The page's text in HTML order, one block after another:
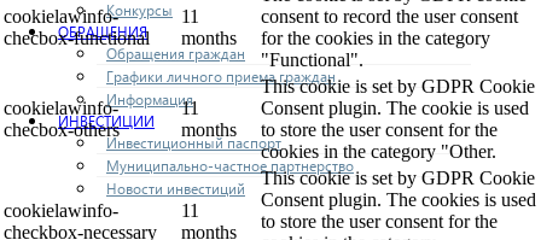
Конкурсы
ОБРАЩЕНИЯ
Обращения граждан
Графики личного приема граждан
Информация
ИНВЕСТИЦИИ
Инвестиционный паспорт
Муниципально-частное партнерство
Новости инвестиций
cookielawinfo-
checbox-functional
11
months
consent to record the user consent
for the cookies in the category
"Functional".
cookielawinfo-
checbox-others
11
months
This cookie is set by GDPR Cookie
Consent plugin. The cookie is used
to store the user consent for the
cookies in the category "Other.
cookielawinfo-
checkbox-necessary
11
months
This cookie is set by GDPR Cookie
Consent plugin. The cookies is used
to store the user consent for the